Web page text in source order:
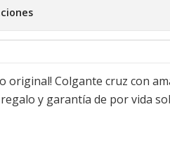
original! Colgante cruz con
y garantía de por vida